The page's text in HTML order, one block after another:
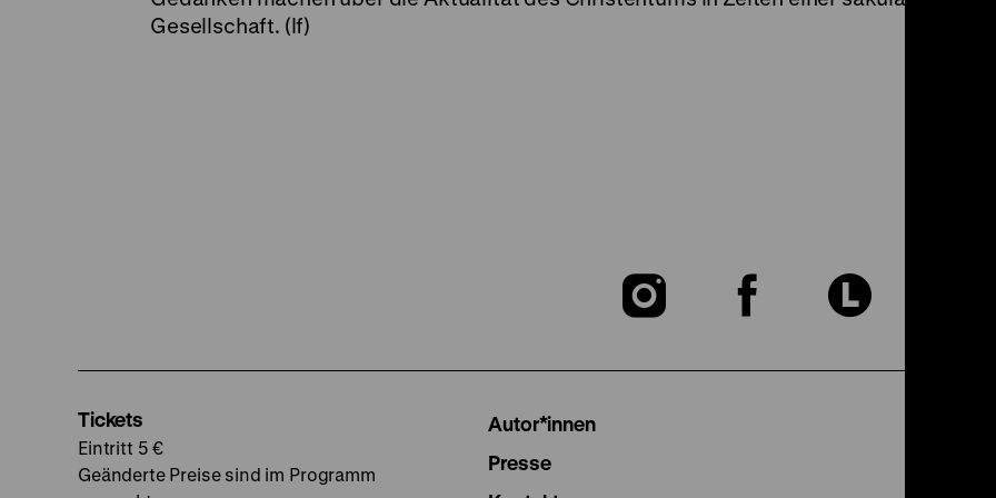
Gesellschaft. (lf)
Zu
Zu
Zu
Tickets
Eintritt 5 €
Geänderte Preise sind im Programm
Autor*innen
Presse